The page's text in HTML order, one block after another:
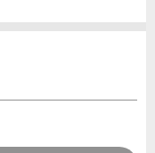
weiter.